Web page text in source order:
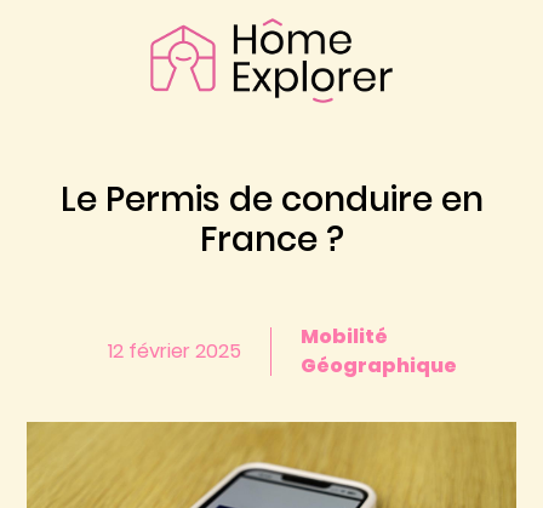
Le Permis de conduire en
France ?
12 février 2025
Mobilité
Géographique